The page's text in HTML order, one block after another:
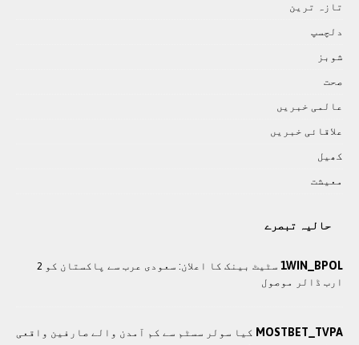
تازہ ترين
دلچسپ
شوبز
صحت
عالمی خبريں
علاقائی خبريں
کھيل
معيشت
حالیہ تبصرے
1WIN_BPOL
سٹیٹ بینک کا اعلان: سعودی عرب سے پاکستان کو 2
ارب ڈالر موصول
MOSTBET_TVPA کیا سولر سسٹم سے کم آمدن والے صارفین واقعی